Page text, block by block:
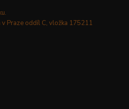
Praze oddíl C, vložka 175211